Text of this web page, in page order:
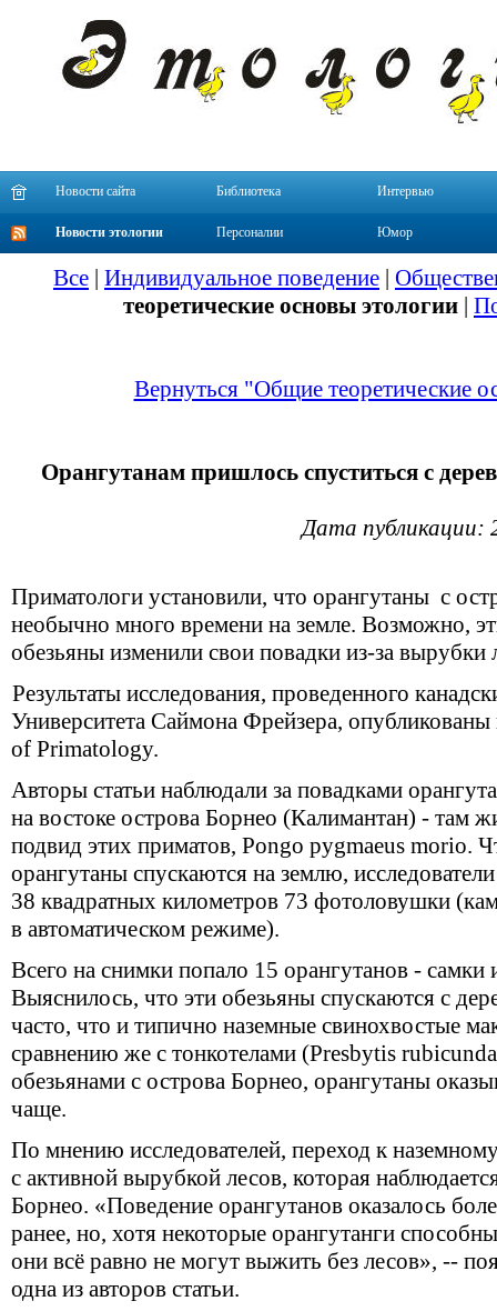
Новости сайта Библиотека Интервью
Новости этологии Персоналии Юмор
Все | Индивидуальное поведение |
теоретические основы этологии |
Вернуться "Общие теоретические
Орангутанам пришлось спуститься с
Дата публикации:
Приматологи установили, что орангутаны с
необычно много времени на земле. Возможно,
обезьяны изменили свои повадки из-за вырубки
Результаты исследования, проведенного
Университета Саймона Фрейзера,
of Primatology.
Авторы статьи наблюдали за повадками
на востоке острова Борнео (Калимантан) - там
подвид этих приматов, Pongo pygmaeus morio.
орангутаны спускаются на землю,
38 квадратных километров 73 фотоловушки
в автоматическом режиме).
Всего на снимки попало 15 орангутанов - самки
Выяснилось, что эти обезьяны спускаются с
часто, что и типично наземные свинохвостые
сравнению же с тонкотелами (Presbytis
обезьянами с острова Борнео, орангутаны
чаще.
По мнению исследователей, переход к
с активной вырубкой лесов, которая
Борнео. «Поведение орангутанов оказалось
ранее, но, хотя некоторые орангутанги
они всё равно не могут выжить без лесов», --
одна из авторов статьи.